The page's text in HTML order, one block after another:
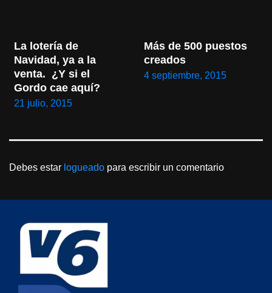
La lotería de
Navidad, ya a la
venta.  ¿Y si el
Gordo cae aquí?
21 julio, 2015
Más de 500 puestos
creados
4 septiembre, 2015
Debes estar logueado para escribir un comentario